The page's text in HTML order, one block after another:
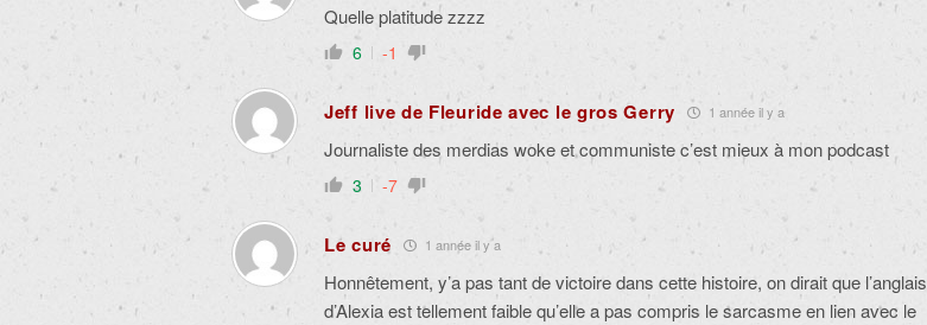
Quelle platitude zzzz
6 -1
Jeff live de Fleuride avec le gros Gerry 1 année il y a
Journaliste des merdias woke et communiste c’est mieux à mon podcast
3 -7
Le curé 1 année il y a
Honnêtement, y’a pas tant de victoire dans cette histoire, on dirait que l’anglais
d’Alexia est tellement faible qu’elle a pas compris le sarcasme en lien avec le